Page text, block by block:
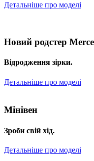
Детальніше про моделі
Новий родстер
Відродження зірки.
Детальніше про моделі
Мінівен
Зроби свій хід.
Детальніше про моделі